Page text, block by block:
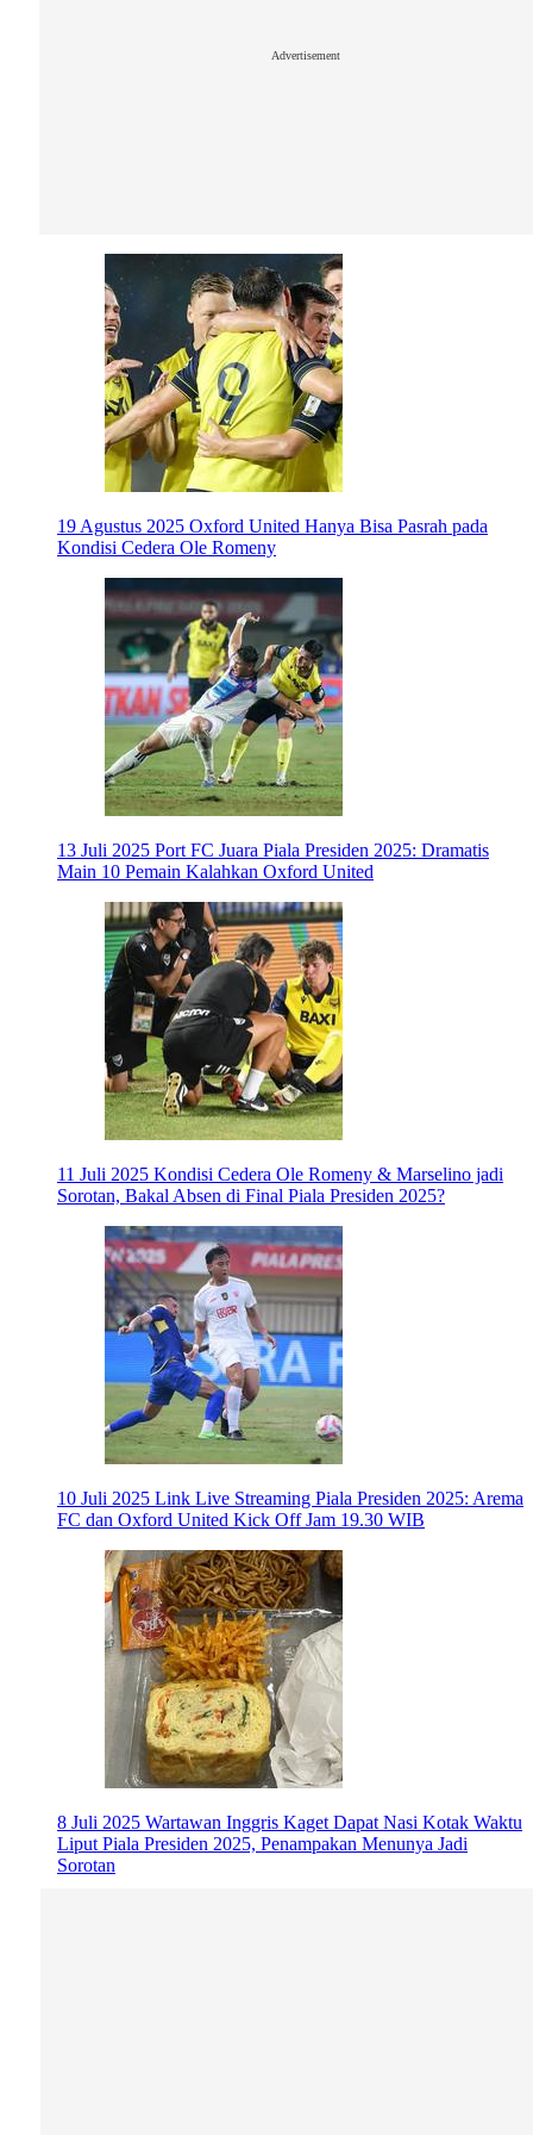
Advertisement
19 Agustus 2025 Oxford United Hanya Bisa Pasrah pada
Kondisi Cedera Ole Romeny
13 Juli 2025 Port FC Juara Piala Presiden 2025: Dramatis
Main 10 Pemain Kalahkan Oxford United
11 Juli 2025 Kondisi Cedera Ole Romeny & Marselino jadi
Sorotan, Bakal Absen di Final Piala Presiden 2025?
10 Juli 2025 Link Live Streaming Piala Presiden 2025: Arema
FC dan Oxford United Kick Off Jam 19.30 WIB
8 Juli 2025 Wartawan Inggris Kaget Dapat Nasi Kotak Waktu
Liput Piala Presiden 2025, Penampakan Menunya Jadi
Sorotan